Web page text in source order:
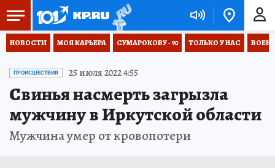
НОВОСТИ МОЯ КАРЬЕРА СУМАРОКОВУ - 90 ТОЛЬКО У НАС
ПРОИСШЕСТВИЯ 25 июля 2022 4:55
Свинья насмерть загрызла
мужчину в Иркутской области
Мужчина умер от кровопотери